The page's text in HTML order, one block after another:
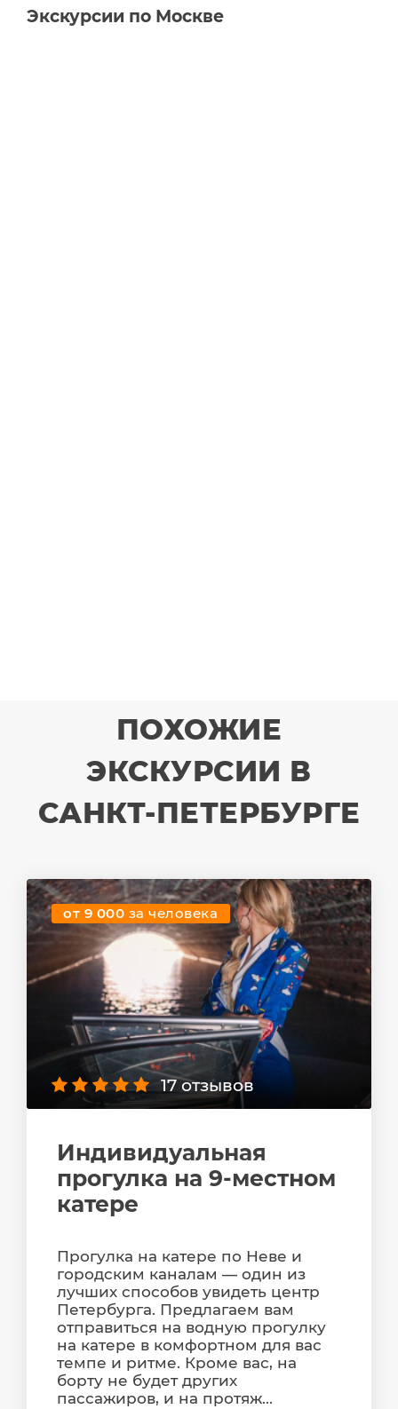
Экскурсии по Москве
ПОХОЖИЕ
ЭКСКУРСИИ В
САНКТ-ПЕТЕРБУРГЕ
от 9 000 за человека
17 отзывов
Индивидуальная
прогулка на 9-местном
катере
Прогулка на катере по Неве и
городским каналам — один из
лучших способов увидеть центр
Петербурга. Предлагаем вам
отправиться на водную прогулку
на катере в комфортном для вас
темпе и ритме. Кроме вас, на
борту не будет других
пассажиров, и на протяж...